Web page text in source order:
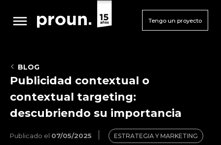
Tengo un proyecto
BLOG
Publicidad contextual o
contextual targeting:
descubriendo su importancia
Publicado el 07/05/2025 ESTRATEGIA Y MARKETING